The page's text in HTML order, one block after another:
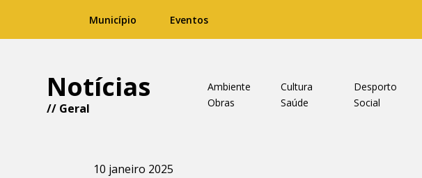
Município Eventos
Notícias
// Geral
Ambiente Cultura Desporto
Obras
Saúde Social
10 janeiro 2025